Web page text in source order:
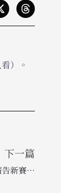
）。
下一篇
顛覆 75 年傳統：AI 與精準投放如何重塑電視廣告新賽局？